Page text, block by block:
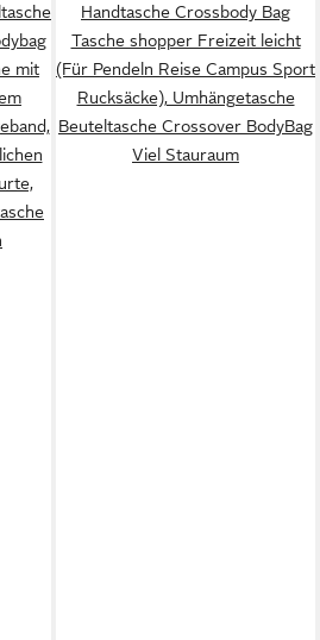
mit
Handtasche Crossbody Bag
Tasche shopper Freizeit leicht
(Für Pendeln Reise Campus Sport
Rucksäcke), Umhängetasche
Beuteltasche Crossover BodyBag
Viel Stauraum